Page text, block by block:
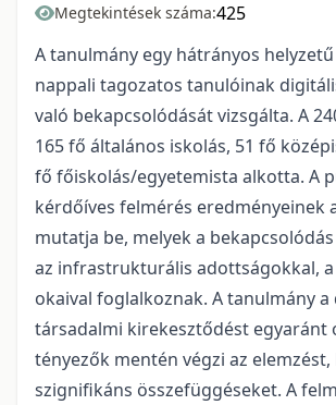
Megtekintések száma:425
A tanulmány egy hátrányos
nappali tagozatos tanulóinak
való bekapcsolódását vizsgálta. A
165 fő általános iskolás, 51 fő
fő főiskolás/egyetemista alkotta. A
kérdőíves felmérés eredményeinek
mutatja be, melyek a
az infrastrukturális adottságokkal,
okaival foglalkoznak. A tanulmány a
társadalmi kirekesztődést egyaránt
tényezők mentén végzi az elemzést,
szignifikáns összefüggéseket. A